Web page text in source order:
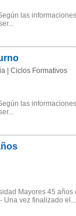
las
| Ciclos Formativos
las
Mayores 45
Una vez finalizado el...